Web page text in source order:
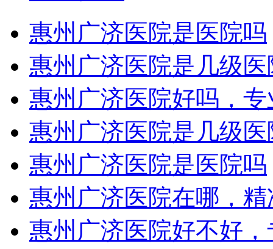
惠州广济医院是医院吗
惠州广济医院是几级医
惠州广济医院好吗，专
惠州广济医院是几级医
惠州广济医院是医院吗
惠州广济医院在哪，精
惠州广济医院好不好，